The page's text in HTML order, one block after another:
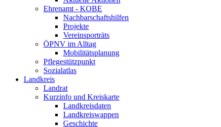
Ehrenamt - KOBE
Nachbarschaftshilfen
Projekte
Vereinsporträts
ÖPNV im Alltag
Mobilitätsplanung
Pflegestützpunkt
Sozialatlas
Landkreis
Landrat
Kurzinfo und Kreiskarte
Landkreisdaten
Landkreiswappen
Geschichte